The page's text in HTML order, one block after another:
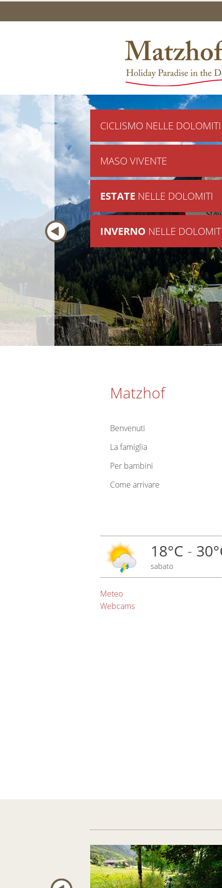
CICLISMO NELLE DOLOMITI
MASO VIVENTE
ESTATE NELLE DOLOMITI
INVERNO NELLE DOLOMITI
Matzhof
Benvenuti
La famiglia
Per bambini
Come arrivare
18°C -
sabato
Meteo
Webcams